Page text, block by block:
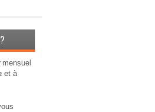
mensuel
et à